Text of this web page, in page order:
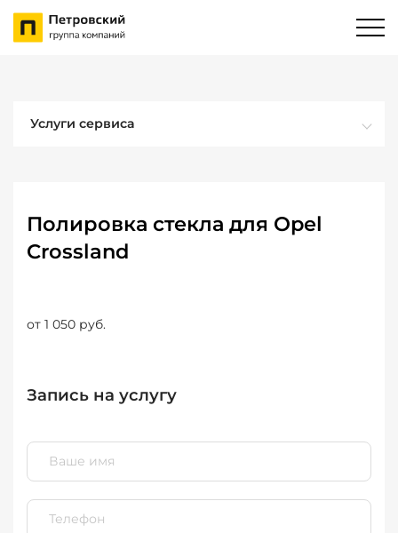
Услуги сервиса
Полировка стекла для Opel
Crossland
от 1 050 руб.
Запись на услугу